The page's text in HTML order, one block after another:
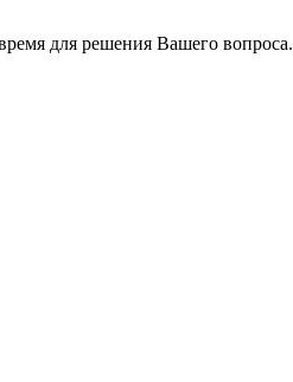
для решения Вашего вопроса.